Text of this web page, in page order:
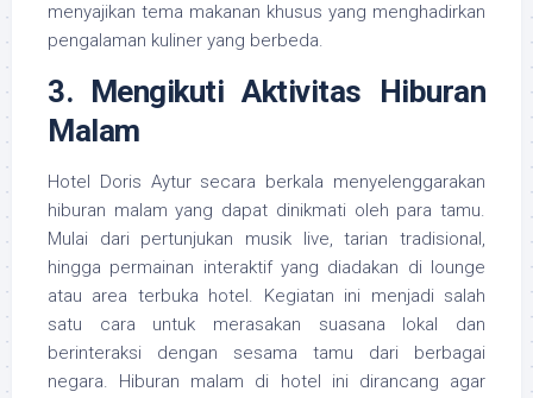
menyajikan tema makanan khusus yang menghadirkan
pengalaman kuliner yang berbeda.
3. Mengikuti Aktivitas Hiburan
Malam
Hotel Doris Aytur secara berkala menyelenggarakan
hiburan malam yang dapat dinikmati oleh para tamu.
Mulai dari pertunjukan musik live, tarian tradisional,
hingga permainan interaktif yang diadakan di lounge
atau area terbuka hotel. Kegiatan ini menjadi salah
satu cara untuk merasakan suasana lokal dan
berinteraksi dengan sesama tamu dari berbagai
negara. Hiburan malam di hotel ini dirancang agar